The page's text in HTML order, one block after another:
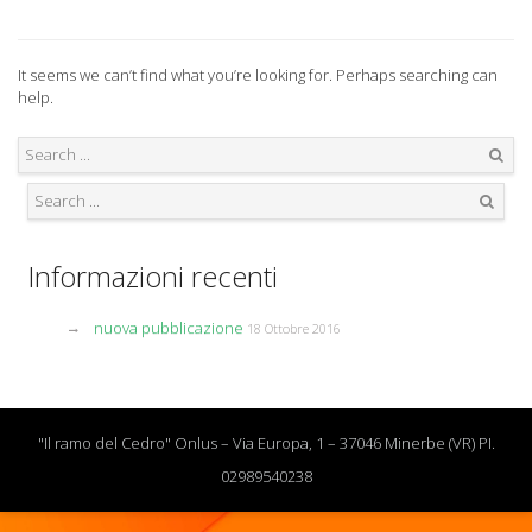
It seems we can’t find what you’re looking for. Perhaps searching can
help.
Informazioni recenti
nuova pubblicazione 18 Ottobre 2016
"Il ramo del Cedro" Onlus – Via Europa, 1 – 37046 Minerbe (VR) PI.
02989540238